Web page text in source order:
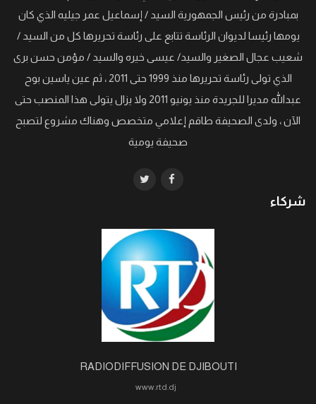
بمبادرة من رئيس الجمهورية السيد / إسماعيل عمر جيليه الذي كان
يومها رئيسا لديوان الرئاسة تتابع على رئاسة تحريرها كل من السيد /
شعيب عجال الصغير والسيد/ عيسى خيره والسيد / مؤمن حسن برى
الذي تولى رئاسة تحريرها منذ 1999 حتى 2011 ، ثم عين ياسين بوح
عبدالله مديرا للجريدة منذ يونيو 2011 ولا يزال يتولى هذا المنصب حتى
الآن ، ولدى الصحيفة طاقم إعلامي متخصص وهناك مشروع لتصبح
صحيفة يومية
شركاء
RADIODIFFUSION DE DJIBOUTI